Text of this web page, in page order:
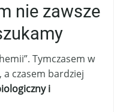
nie zawsze
Tymczasem w
czasem bardziej
i